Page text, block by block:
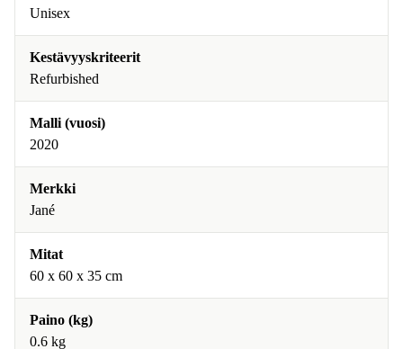
Unisex
Kestävyyskriteerit
Refurbished
Malli (vuosi)
2020
Merkki
Jané
Mitat
60 x 60 x 35 cm
Paino (kg)
0.6 kg